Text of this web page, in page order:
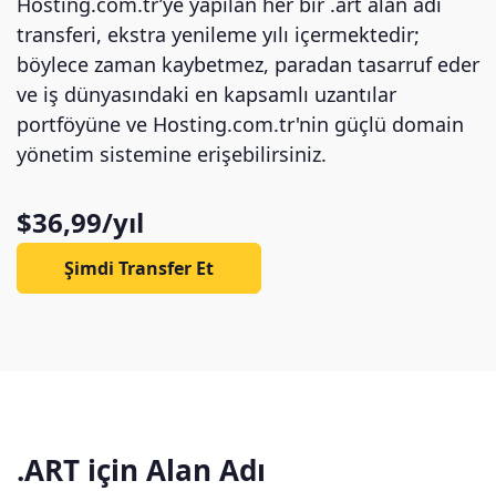
transferi, ekstra yenileme yılı içermektedir;
böylece zaman kaybetmez, paradan tasarruf eder
ve iş dünyasındaki en kapsamlı uzantılar
portföyüne ve Hosting.com.tr'nin güçlü domain
yönetim sistemine erişebilirsiniz.
$36,99/yıl
Şimdi Transfer Et
.ART için Alan Adı